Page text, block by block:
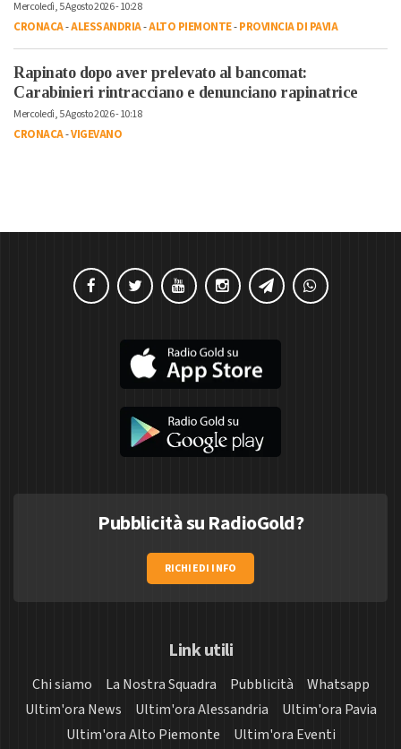
Mercoledì, 5 Agosto 2026 - 10:28
CRONACA-ALESSANDRIA-ALTO PIEMONTE-PROVINCIA DI PAVIA
Rapinato dopo aver prelevato al bancomat:
Carabinieri rintracciano e denunciano rapinatrice
Mercoledì, 5 Agosto 2026 - 10:18
CRONACA-VIGEVANO
Pubblicità su RadioGold?
RICHIEDI INFO
Link utili
Chi siamo La Nostra Squadra Pubblicità
Whatsapp
Ultim'ora News
Ultim'ora Alessandria
Ultim'ora Pavia
Ultim'ora Alto Piemonte
Ultim'ora Eventi